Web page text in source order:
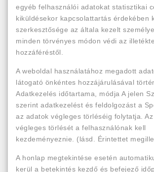
egyéb felhasználói adatokat statisztikai
kiküldésekor kapcsolattartás érdekében
szerkesztősége az általa kezelt
minden törvényes módon védi az
hozzáféréstől.
A weboldal használatához megadott
látogató önkéntes hozzájárulásával
Adatkezelés időtartama, módja A jelen
szerint adatkezelést és feldolgozást a
az adatok végleges törléséig folytatja.
végleges törlését a felhasználónak kell
kezdeményeznie. (lásd. Érintettet
A honlap megtekintése esetén
kerül a betekintés kezdő és befejező